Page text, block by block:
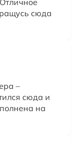
сюда
–
сюда и
на